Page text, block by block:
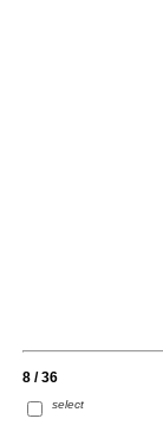
8 / 36
select